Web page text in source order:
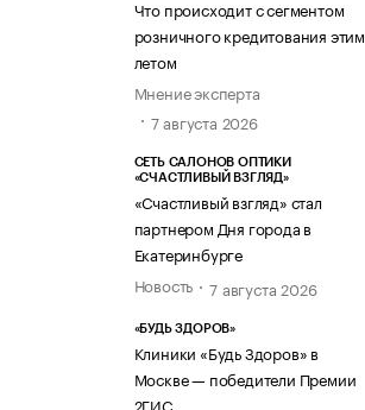
Что происходит с сегментом
розничного кредитования этим
летом
Мнение эксперта
7 августа 2026
СЕТЬ САЛОНОВ ОПТИКИ
«СЧАСТЛИВЫЙ ВЗГЛЯД»
«Счастливый взгляд» стал
партнером Дня города в
Екатеринбурге
Новость
7 августа 2026
«БУДЬ ЗДОРОВ»
Клиники «Будь Здоров» в
Москве — победители Премии
2ГИС